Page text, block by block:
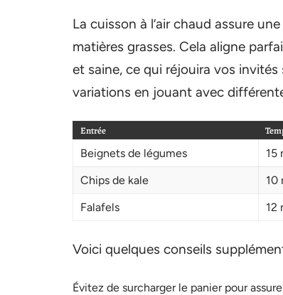
La cuisson à l’air chaud assure
matières grasses. Cela aligne
et saine, ce qui réjouira vos
variations en jouant avec
Entrée
Beignets de légumes 15
Chips de kale
10
Falafels
12
Voici quelques conseils
Évitez de surcharger le panier pour